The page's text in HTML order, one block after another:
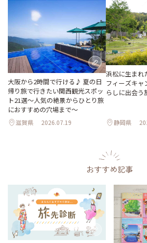
大阪から2時間で行ける♪ 夏の日
帰り旅で行きたい関西観光スポッ
ト21選～人気の絶景からひとり旅
におすすめの穴場まで～
滋賀県 2026.07.19
浜松に生まれ
フィーズキャ
らしに出会う
静岡県
おすすめ記事